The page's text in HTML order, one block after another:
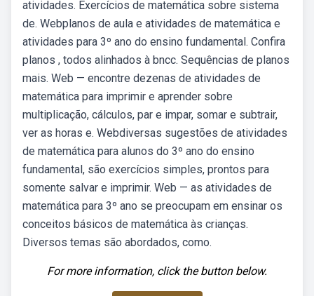
atividades. Exercícios de matemática sobre sistema
de. Webplanos de aula e atividades de matemática e
atividades para 3º ano do ensino fundamental. Confira
planos , todos alinhados à bncc. Sequências de planos
mais. Web — encontre dezenas de atividades de
matemática para imprimir e aprender sobre
multiplicação, cálculos, par e impar, somar e subtrair,
ver as horas e. Webdiversas sugestões de atividades
de matemática para alunos do 3º ano do ensino
fundamental, são exercícios simples, prontos para
somente salvar e imprimir. Web — as atividades de
matemática para 3º ano se preocupam em ensinar os
conceitos básicos de matemática às crianças.
Diversos temas são abordados, como.
For more information, click the button below.